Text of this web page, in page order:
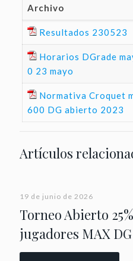
Archivo
Resultados 230523
Horarios DGrade
0 23 mayo
Normativa Croquet
600 DG abierto 2023
Artículos
19 de junio de 2026
Torneo Abierto
jugadores MAX